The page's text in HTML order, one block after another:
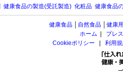
健康食品の製造(受託製造) 化粧品 健康食品
健康食品 自然食品 健康
ホーム
プレ
Cookieポリシー
利用